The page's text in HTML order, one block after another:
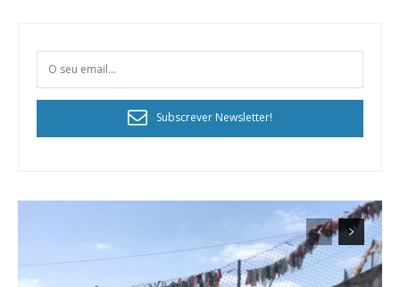
Subscrever Newsletter!